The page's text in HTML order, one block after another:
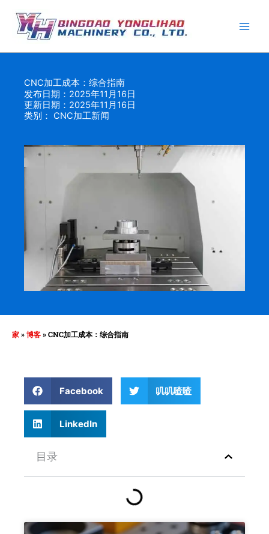
容
CNC加工成本：综合指南
发布日期：2025年11月16日
更新日期：2025年11月16日
类别： CNC加工新闻
家»博客»CNC加工成本：综合指南
Facebook 叽叽喳喳
LinkedIn
目录